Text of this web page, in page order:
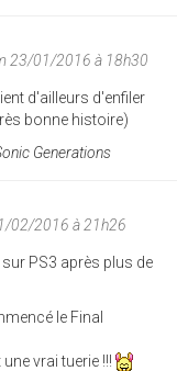
23/01/2016 à 18h30
d'ailleurs d'enfiler
bonne histoire)
Generations
02/2016 à 21h26
PS3 après plus de
le Final
vrai tuerie !!!